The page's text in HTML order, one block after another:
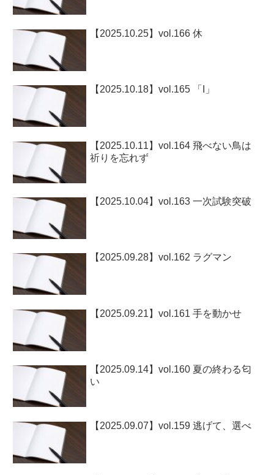
【2025.10.25】vol.166 休
【2025.10.18】vol.165 「I」
【2025.10.11】vol.164 飛べない鳥は
祈りを忘れず
【2025.10.04】vol.163 一次試験突破
【2025.09.28】vol.162 ラグマン
【2025.09.21】vol.161 手を動かせ
【2025.09.14】vol.160 夏の終わる匂
い
【2025.09.07】vol.159 逃げて、選べ